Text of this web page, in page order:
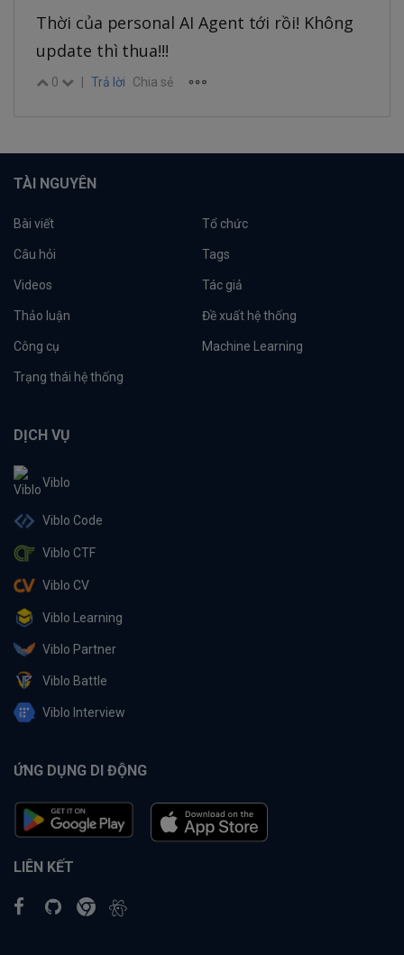
Thời của personal AI Agent tới rồi! Không
update thì thua!!!
0 | Trả lời Chia sẻ
TÀI NGUYÊN
Bài viết Tổ chức
Câu hỏi Tags
Videos Tác giả
Thảo luận Đề xuất hệ thống
Công cụ Machine Learning
Trạng thái hệ thống
DỊCH VỤ
Viblo
Viblo Code
Viblo CTF
Viblo CV
Viblo Learning
Viblo Partner
Viblo Battle
Viblo Interview
ỨNG DỤNG DI ĐỘNG
LIÊN KẾT